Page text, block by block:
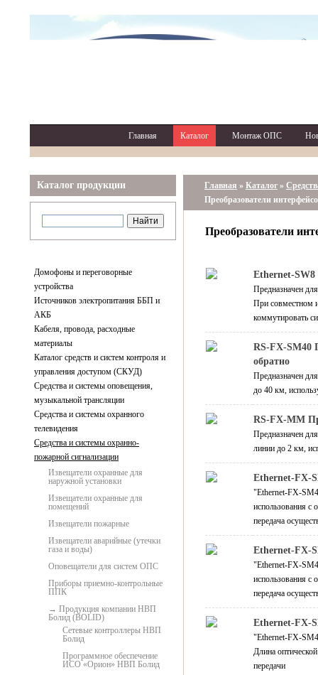
Главная Каталог Монтаж ОПС
Каталог продукции
Домофоны и переговорные
устройства
Источников электропитания ББП и
АКБ
Кабеля, провода, расходные
материалы
Каталог средств и систем контроля и
управления доступом (СКУД)
Средства и системы оповещения,
музыкальной трансляции
Средства и системы охранного
телевидения
Средства и системы охранно-
пожарной сигнализации
Извещатели охранные для
наружной установки
Извещатели охранные для
помещений
Извещатели пожарные
Извещатели аварийные (утечки
газа и воды)
Оповещатели для систем ОПС
Приборы приемно-контрольные
ППК
Продукция компании НВП
Болид (BOLID)
Сетевые контроллеры НВП
Болид
Программное обеспечение
ИСО «Орион» НВП Болид
Главная » Каталог »
Преобразователи
Преобразователи
Ethernet-
Предназначен
При совместном
коммутировать
RS-FX-SM40
обратно
Предназначен
до 40 км,
RS-FX-MM
Предназначен
линии до 2 км,
Ethernet-FX-
"Ethernet-FX-
использования с
передача
Ethernet-FX-
"Ethernet-FX-
использования с
передача
Ethernet-FX-
"Ethernet-FX-
Длина
передачи